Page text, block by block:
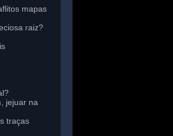
mapas
raiz?
jejuar na
traças